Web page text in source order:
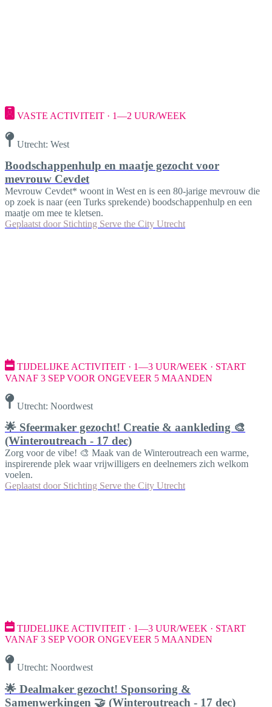
VASTE ACTIVITEIT · 1—2 UUR/WEEK
Utrecht: West
Boodschappenhulp en maatje gezocht voor
mevrouw Cevdet
Mevrouw Cevdet* woont in West en is een 80-jarige mevrouw die
op zoek is naar (een Turks sprekende) boodschappenhulp en een
maatje om mee te kletsen.
Geplaatst door Stichting Serve the City Utrecht
TIJDELIJKE ACTIVITEIT · 1—3 UUR/WEEK · START
VANAF 3 SEP VOOR ONGEVEER 5 MAANDEN
Utrecht: Noordwest
🌟 Sfeermaker gezocht! Creatie & aankleding 🎨
(Winteroutreach - 17 dec)
Zorg voor de vibe! 🎨 Maak van de Winteroutreach een warme,
inspirerende plek waar vrijwilligers en deelnemers zich welkom
voelen.
Geplaatst door Stichting Serve the City Utrecht
TIJDELIJKE ACTIVITEIT · 1—3 UUR/WEEK · START
VANAF 3 SEP VOOR ONGEVEER 5 MAANDEN
Utrecht: Noordwest
🌟 Dealmaker gezocht! Sponsoring &
Samenwerkingen 🤝 (Winteroutreach - 17 dec)